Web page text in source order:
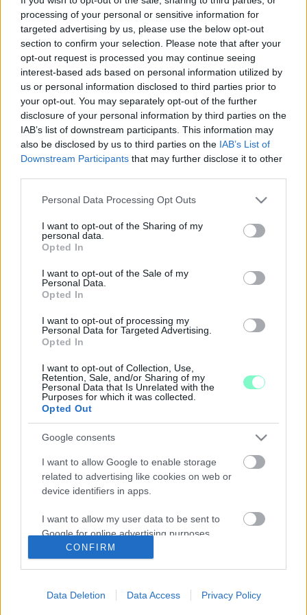
processing of your personal or sensitive information for
targeted advertising by us, please use the below opt-out
section to confirm your selection. Please note that after your
opt-out request is processed you may continue seeing
interest-based ads based on personal information utilized by
us or personal information disclosed to third parties prior to
your opt-out. You may separately opt-out of the further
disclosure of your personal information by third parties on the
IAB’s list of downstream participants. This information may
also be disclosed by us to third parties on the IAB’s List of
Downstream Participants that may further disclose it to other
Please note that this website/app uses one or more Google
not limited to your visit or usage behaviour. You may click to
grant or deny consent to Google and its third-party tags to
use your data for below specified purposes in below Google
consent section.
Personal Data Processing Opt Outs
I want to opt-out of the Sharing of my
personal data.
Opted In
I want to opt-out of the Sale of my
Personal Data.
Opted In
I want to opt-out of processing my
Personal Data for Targeted Advertising.
Opted In
I want to opt-out of Collection, Use,
Retention, Sale, and/or Sharing of my
Personal Data that Is Unrelated with the
Purposes for which it was collected.
Opted Out
Google consents
I want to allow Google to enable storage
related to advertising like cookies on web or
device identifiers in apps.
I want to allow my user data to be sent to
Google for online advertising purposes.
I want to allow Google to send me
I want to allow Google to enable storage
CONFIRM
Data Deletion Data Access Privacy Policy
KICSINYESSÉG VAGY FIDESZES FURFANG?
MELEGA MIKLÓS TÖRTÉNÉSZ,
KÉPVISELŐJELÖLT MONDOTT BESZÉDET
OKTÓBER 6-ÁN
2019. október. 06. 20:27
A közgyűlés határozott róla, hogy történész mondja a beszédet.
Igaz, azt nem kötötték ki, hogy nem lehet a történész
képviselőjelölt.
ANNYIRA SÜRGŐS VOLT A SZOMBATHELYI
FIDESZES KÉPVISELŐJELÖLTEKNEK A MOBIL
KORMÁNYABLAK ELŐTT PÓZOLNI, HOGY AZZAL
Vagy lehet a Fideszre már végképp nem vonatkoznak a
szabályok?
HORVÁTH GÁBOR, A FIDESZ SZOMBATHELYI
KÉPVISELŐJELÖLTJE SZERINT JELÖLŐ
PÁRTJA ELLOPJA A KÖZPÉNZT
2019. szeptember. 06. 06:38
Gyűlölet, uralkodás, megosztottság - ilyen a politika a Jobbikból
kiebrudalt jelölt szerint.
A SZOMBATHELYI KOSÁRLABDACSAPAT EGYIK
LEGNAGYOBB ELLENDRUKKERE IS BEKERÜLT A
FIDESZ KÉPVISELŐJELÖLTJEI KÖZÉ
2019. július. 19. 08:00
Büki Zoltán Egyházashollóson rövid ideig volt polgármester, majd
lemondásra szólította fel a képviselő-testület azért, mert nem
látta el a feladatát.
MÉG A KÖZTERÜLET-FELÜGYELET VEZETŐJE
IS BELEÁLLT A FIDESZES KÉPVISELŐJELÖLT
KAMPÁNYÁBA SZOMBATHELYEN
Így is elmaradt a siker. Pedig a fideszes városvezetés odatette
magát. Az időközi választási kampány összefoglalója.
MELEGA MIKLÓS A FACEBOOKON GRATULÁLT A
GYŐZTES LÁSZLÓ GYŐZŐNEK
Megköszönte az aktivisták segítségét is.